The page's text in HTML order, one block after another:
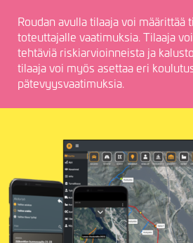
Roudan avulla tilaaja voi määrittää
toteuttajalle vaatimuksia. Tilaaja
tehtäviä riskiarvioinneista ja
tilaaja voi myös asettaa eri
pätevyysvaatimuksia.